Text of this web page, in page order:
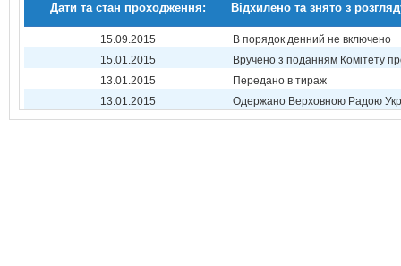
Дати та стан проходження: Відхилено та знято з
15.09.2015
В порядок денний не включено
15.01.2015
Вручено з поданням Комітету
13.01.2015
Передано в тираж
13.01.2015
Одержано Верховною Радою